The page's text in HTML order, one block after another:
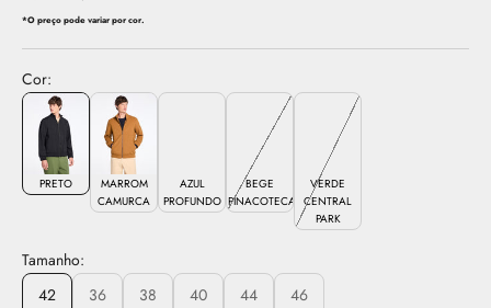
*O preço pode variar por cor.
Cor:
PRETO
MARROM
CAMURCA
AZUL
PROFUNDO
BEGE
PINACOTECA
VERDE
CENTRAL
PARK
Tamanho:
42
36 38 40 44 46